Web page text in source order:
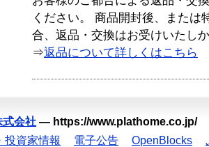
ください。 商品開封後、または
合、返品・交換はお受けいたし
⇒返品について詳しくはこちら
式会社 — https://www.plathome.co.jp/
投資家情報 電子公告 OpenBlocks